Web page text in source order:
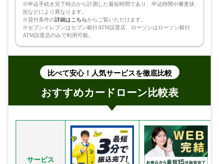
※申込手続き完了時点から計測した最短時間であり、申込時間や審査状
況などにより異なります。
※貸付条件の詳細はこちらからご覧いただけます。
※セブンイレブンはセブン銀行ATM設置店、ローソンはローソン銀行
ATM設置店のみで利用可能。
比べて安心！人気サービスを徹底比較
おすすめカードローン比較表
サービス